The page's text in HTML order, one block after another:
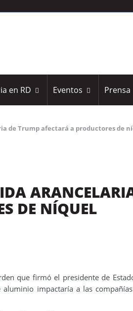
en RD Eventos Prensa
de Trump afectará a productores de
DE NÍQUEL
que firmó el presidente de
impactaría a las